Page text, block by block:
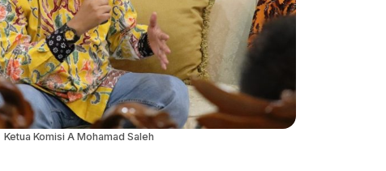
Ketua Komisi A Mohamad Saleh